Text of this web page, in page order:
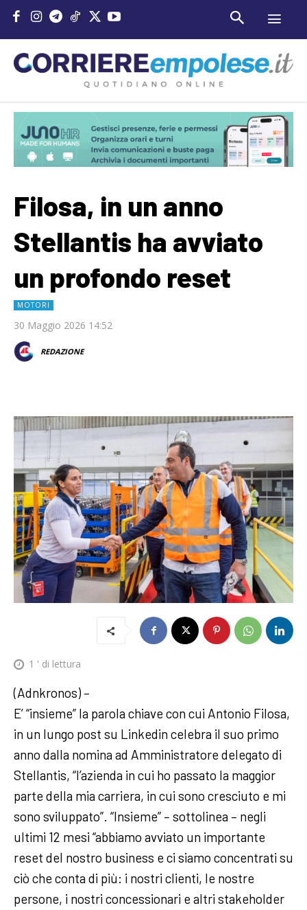
Filosa, in un anno
Stellantis ha avviato
un profondo reset
MOTORI
30 Maggio 2026 14:52
REDAZIONE
1 ' di lettura
(Adnkronos) –
E’ “insieme” la parola chiave con cui Antonio Filosa,
in un lungo post su Linkedin celebra il suo primo
anno dalla nomina ad Amministratore delegato di
Stellantis, “l’azienda in cui ho passato la maggior
parte della mia carriera, in cui sono cresciuto e mi
sono sviluppato”. “Insieme” – sottolinea – negli
ultimi 12 mesi “abbiamo avviato un importante
reset del nostro business e ci siamo concentrati su
ciò che conta di più: i nostri clienti, le nostre
persone, i nostri concessionari e altri stakeholder